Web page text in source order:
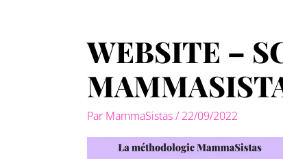
WEBSITE –
Par MammaSistas/22/09/2022